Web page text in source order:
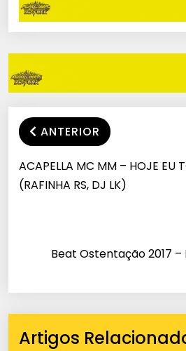
ANTERIOR
ACAPELLA MC MM – HOJE EU
(RAFINHA RS, DJ LK)
Beat Ostentação 2017 –
Artigos